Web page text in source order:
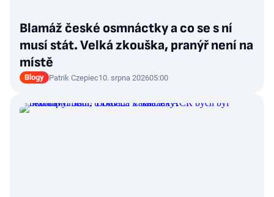
Blamáž české osmnáctky a co se s ní
musí stát. Velká zkouška, pranýř není na
místě
Blogy Patrik Czepiec10. srpna 202605:00